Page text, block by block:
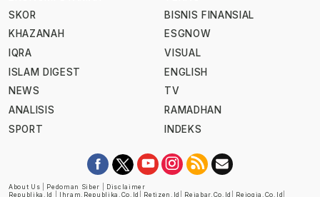
SKOR
KHAZANAH
IQRA
ISLAM DIGEST
NEWS
ANALISIS
SPORT
BISNIS FINANSIAL
ESGNOW
VISUAL
ENGLISH
TV
RAMADHAN
INDEKS
About Us Pedoman Siber
Disclaimer
Republika.id
Ihram.republika.co.id Retizen.id Rejabar.co.id Rejogja.co.id